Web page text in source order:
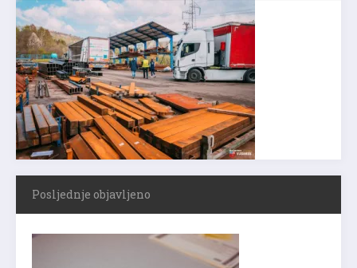
Posljednje objavljeno